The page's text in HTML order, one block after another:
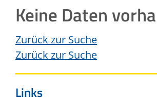
Keine Daten
Zurück zur Suche
Zurück zur Suche
Links